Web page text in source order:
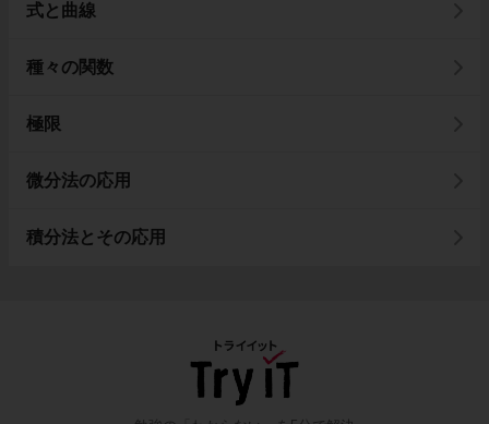
式と曲線
種々の関数
極限
微分法の応用
積分法とその応用